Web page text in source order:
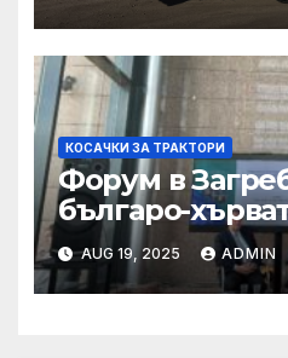
КОСАЧКИ ЗА ТРАКТОРИ
Форум в
българо-
AUG 19, 2025 ADMIN